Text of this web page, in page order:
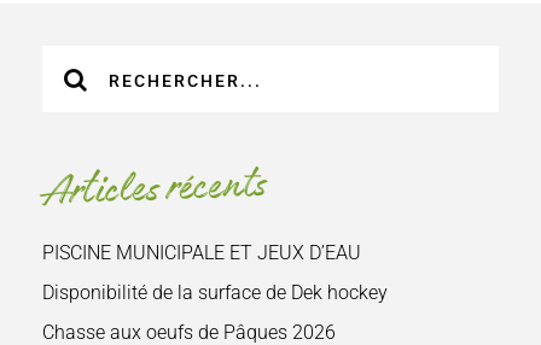
sur
Articles récents
PISCINE MUNICIPALE ET JEUX D’EAU
Disponibilité de la surface de Dek hockey
Chasse aux oeufs de Pâques 2026